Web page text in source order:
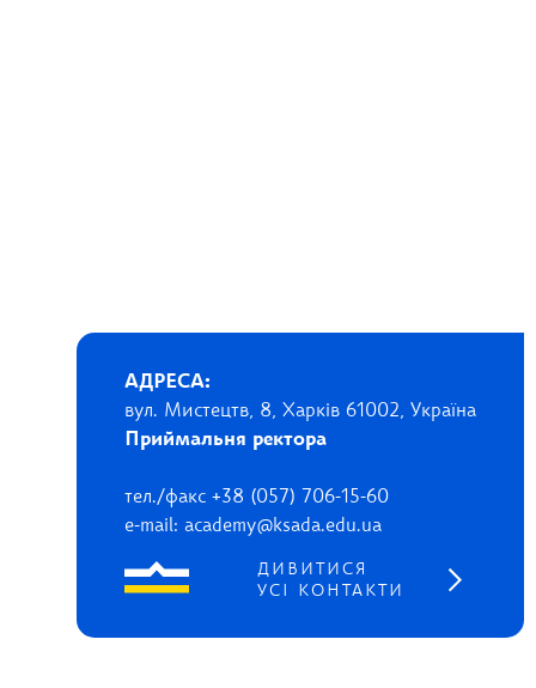
АДРЕСА:
вул. Мистецтв, 8, Харків 61002, Україна
Приймальня ректора
тел./факс +38 (057) 706-15-60
e-mail: academy@ksada.edu.ua
ДИВИТИСЯ
УСІ КОНТАКТИ